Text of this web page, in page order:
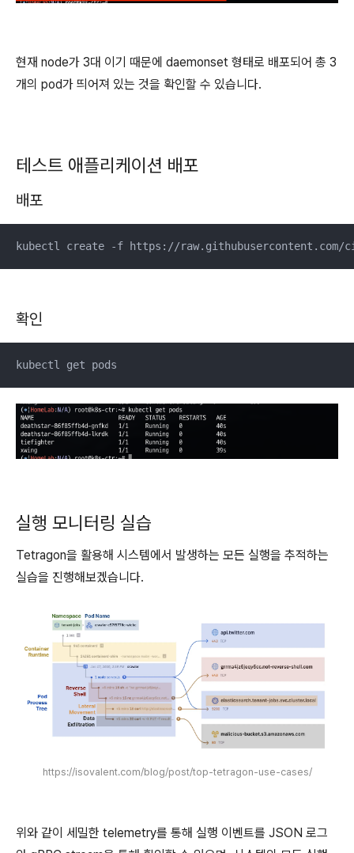
현재 node가 3대 이기 때문에 daemonset 형태로 배포되어 총 3
개의 pod가 띄어져 있는 것을 확인할 수 있습니다.
테스트 애플리케이션 배포
배포
kubectl create -f https://raw.githubusercontent.com/
확인
kubectl get pods
실행 모니터링 실습
Tetragon을 활용해 시스템에서 발생하는 모든 실행을 추적하는
실습을 진행해보겠습니다.
https://isovalent.com/blog/post/top-tetragon-use-cases/
위와 같이 세밀한 telemetry를 통해 실행 이벤트를 JSON 로그